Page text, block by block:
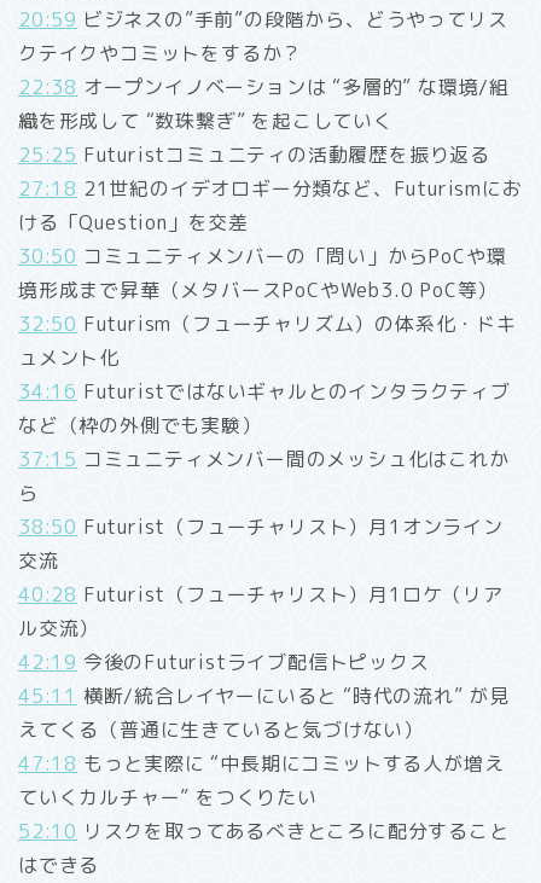
20:59 ビジネスの”手前”の段階から、どうやってリス
クテイクやコミットをするか？
22:38 オープンイノベーションは “多層的” な環境/組
織を形成して “数珠繋ぎ” を起こしていく
25:25 Futuristコミュニティの活動履歴を振り返る
27:18 21世紀のイデオロギー分類など、Futurismにお
ける「Question」を交差
30:50 コミュニティメンバーの「問い」からPoCや環
境形成まで昇華（メタバースPoCやWeb3.0 PoC等）
32:50 Futurism（フューチャリズム）の体系化・ドキ
ュメント化
34:16 Futuristではないギャルとのインタラクティブ
など（枠の外側でも実験）
37:15 コミュニティメンバー間のメッシュ化はこれか
ら
38:50 Futurist（フューチャリスト）月1オンライン
交流
40:28 Futurist（フューチャリスト）月1ロケ（リア
ル交流）
42:19 今後のFuturistライブ配信トピックス
45:11 横断/統合レイヤーにいると “時代の流れ” が見
えてくる（普通に生きていると気づけない）
47:18 もっと実際に “中長期にコミットする人が増え
ていくカルチャー” をつくりたい
52:10 リスクを取ってあるべきところに配分すること
はできる